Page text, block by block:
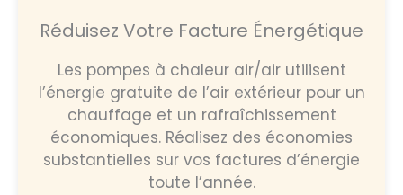
Réduisez Votre Facture Énergétique
Les pompes à chaleur air/air utilisent
l’énergie gratuite de l’air extérieur pour un
chauffage et un rafraîchissement
économiques. Réalisez des économies
substantielles sur vos factures d’énergie
toute l’année.